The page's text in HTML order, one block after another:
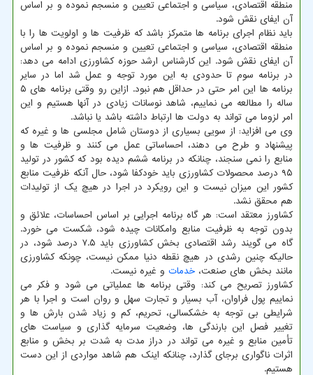
منطقه اقتصادی، سیاسی و اجتماعی تعیین و منسجم نموده و بر اساس
آن ایفای نقش شود.
باید نظام اجرای برنامه ها متمرکز باشد که ظرفیت ها و اولویت ها را با
منطقه اقتصادی، سیاسی و اجتماعی تعیین و منسجم نموده و بر اساس
آن ایفای نقش شود. این کارشناس ارشد حوزه کشاورزی ادامه می دهد:
در برنامه سوم تا حدودی به این مورد توجه و عمل شد اما در سایر
برنامه ها این امر حتی در حداقل هم نبود. ازاین رو وقتی برنامه های ۵
ساله را مطالعه می نماییم، شاهد نوسانات زیادی در آنها هستیم و این
امر لزوما می تواند به دولت ها ارتباط داشته باشد یا نباشد.
وی می افزاید: از سویی بسیاری از دوستان شامل مجلسی ها و غیره که
پیشنهاد و طرح می دهند، احساساتی عمل می کنند و ظرفیت ها و
منابع را نمی سنجند، چنانکه در برنامه ششم دیده بود که کشور در تولید
۹۵ درصد محصولات کشاورزی باید خودکفا شود، حال آنکه ظرفیت منابع
کشور این میزان نیست و این رویکرد در اجرا در هیچ یک از تولیدات
هم محقق نشد.
کشاورز معتقد است: هر گاه برنامه اجرایی بر اساس احساسات، علائق و
بدون توجه به ظرفیت منابع وامکانات چیده شود، شکست می خورد.
گاه می گویند رشد اقتصادی بخش کشاورزی باید ۷.۵ درصد شود، در
حالیکه چنین رشدی در هیچ نقطه دنیا ممکن نیست، چونکه کشاورزی
مانند بخش های صنعت، خدمات و غیره نیست.
کشاورز تصریح می کند: وقتی برنامه ها عملیاتی می شود و فکر می
نماییم پول فراوان، آب بسیار و تجارت سهل و روان است و اجرا با هر
شرایطی بی توجه به خشکسالی، تحریم، کم و زیاد شدن بارش ها و
تغییر فصل این بارندگی ها، وضعیت سرمایه گذاری و سیاست های
تأمین منابع و غیره می تواند در دراز مدت به شدت بر بخش و منابع
اثرات ناگواری برجای گذارد، چنانکه اینک هم شاهد مواردی از این دست
هستیم.